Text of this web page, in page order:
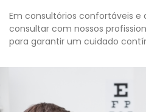
Em consultórios confortáveis e
consultar com nossos
para garantir um cuidado